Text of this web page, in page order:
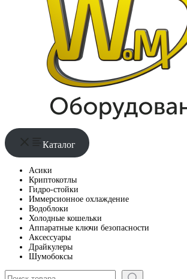
Каталог
Асики
Криптокотлы
Гидро-стойки
Иммерсионное охлаждение
Водоблоки
Холодные кошельки
Аппаратные ключи безопасности
Аксессуары
Драйкулеры
Шумобоксы
Поиск